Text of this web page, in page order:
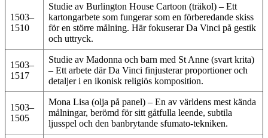
1503–
1510
Studie av Burlington House Cartoon (träkol) – Ett
kartongarbete som fungerar som en förberedande skiss
för en större målning. Här fokuserar Da Vinci på gestik
och uttryck.
1503–
1517
Studie av Madonna och barn med St Anne (svart krita)
– Ett arbete där Da Vinci finjusterar proportioner och
detaljer i en ikonisk religiös komposition.
1503–
1505
Mona Lisa (olja på panel) – En av världens mest kända
målningar, berömd för sitt gåtfulla leende, subtila
ljusspel och den banbrytande sfumato-tekniken.